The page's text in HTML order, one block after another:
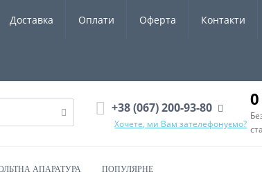
Доставка Оплати Оферта Контакти
+38 (067) 200-93-80
Хочете, ми Вам зателефонуємо?
АПАРАТУРА ПОПУЛЯРНЕ